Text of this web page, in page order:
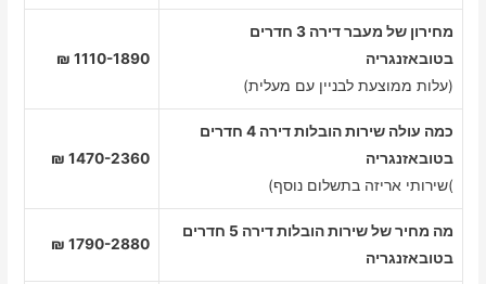
מחירון של מעבר דירה 3 חדרים
בטובאזנגריה
(עלות ממוצעת לבניין עם מעלית)
1110-1890 ₪
כמה עולה שירות הובלות דירה 4 חדרים
בטובאזנגריה
)שירותי אריזה בתשלום נוסף)
1470-2360 ₪
מה מחיר של שירות הובלות דירה 5 חדרים
בטובאזנגריה
1790-2880 ₪